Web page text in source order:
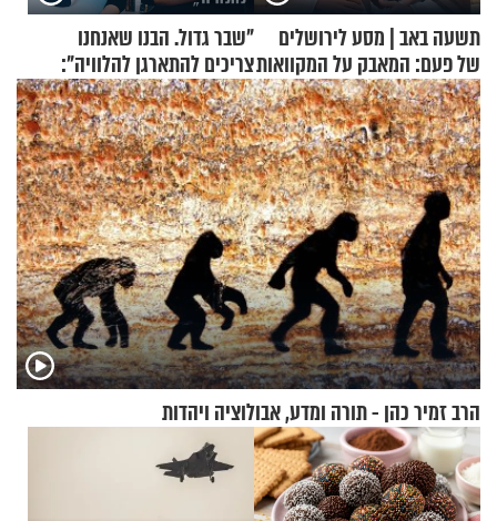
תשעה באב | מסע לירושלים
של פעם: המאבק על המקוואות
"שבר גדול. הבנו שאנחנו
צריכים להתארגן להלוויה":
זוגיות במבחן, הפעם עם מרים
וגד דנינו
הרב זמיר כהן - תורה ומדע, אבולוציה ויהדות